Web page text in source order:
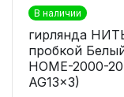
В наличии
гирлянда
пробкой
HOME-2000-
AG13x3)